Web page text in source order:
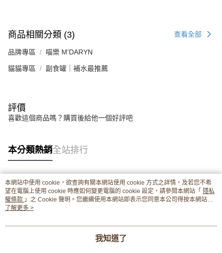
商品相關分類 (3) 查看全部
品牌專區 喵樂 M'DARYN
貓貓專區 副食罐｜補水最推薦
評價
喜歡這個商品嗎？購買後給他一個好評吧
本分類熱銷全站排行
熱門標籤
本網站中使用 cookie，欲查詢有關本網站使用 cookie 方式之詳情，及若您不希
望在電腦上使用 cookie 時應如何變更電腦的 cookie 設定，請參閱本網站「 隱私
權條款 」之 Cookie 聲明。您繼續使用本網站即表示您同意本公司得按本網站使
用條款之 Cookie 聲明使用 cookie。
了解更多 >
我知道了